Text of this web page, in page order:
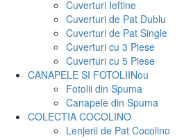
Cuverturi Ieftine
Cuverturi de Pat Dublu
Cuverturi de Pat Single
Cuverturi cu 3 Piese
Cuverturi cu 5 Piese
CANAPELE SI FOTOLIINou
Fotolii din Spuma
Canapele din Spuma
COLECTIA COCOLINO
Lenjerii de Pat Cocolino